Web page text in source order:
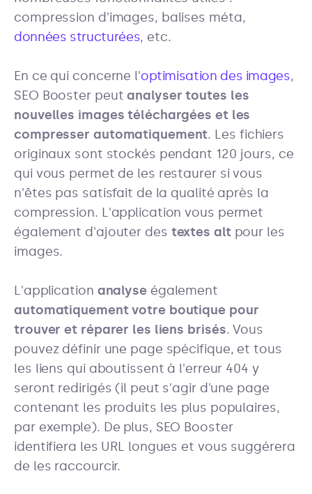
compression d'images, balises méta,
données structurées, etc.
En ce qui concerne l'optimisation des images,
SEO Booster peutanalyser toutes les
nouvelles images téléchargées et les
compresser automatiquement. Les fichiers
originaux sont stockés pendant 120 jours, ce
qui vous permet de les restaurer si vous
n'êtes pas satisfait de la qualité après la
compression. L'application vous permet
également d'ajouter des textes altpour les
images.
L'application analyseégalement
automatiquement votre boutique pour
trouver et réparer les liens brisés. Vous
pouvez définir une page spécifique, et tous
les liens qui aboutissent à l'erreur 404 y
seront redirigés (il peut s'agir d'une page
contenant les produits les plus populaires,
par exemple). De plus, SEO Booster
identifiera les URL longues et vous suggérera
de les raccourcir.